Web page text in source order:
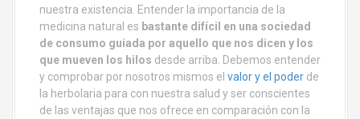
nuestra existencia. Entender la importancia de la
medicina natural es bastante difícil en una sociedad
de consumo guiada por aquello que nos dicen y los
que mueven los hilos desde arriba. Debemos entender
y comprobar por nosotros mismos el valor y el poder de
la herbolaria para con nuestra salud y ser conscientes
de las ventajas que nos ofrece en comparación con la